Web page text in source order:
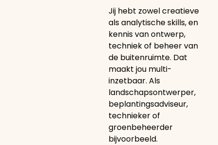
Jij hebt zowel creatieve
als analytische skills, en
kennis van ontwerp,
techniek of beheer van
de buitenruimte. Dat
maakt jou multi-
inzetbaar. Als
landschapsontwerper,
beplantingsadviseur,
technieker of
groenbeheerder
bijvoorbeeld.